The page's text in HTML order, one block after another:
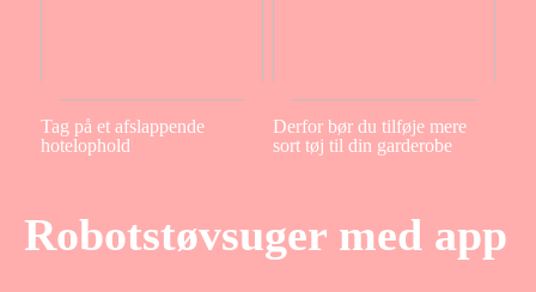
Tag på et afslappende
hotelophold
Derfor bør du tilføje mere
sort tøj til din garderobe
Robotstøvsuger med app